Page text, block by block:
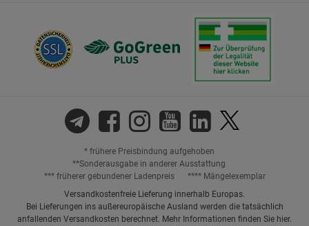
* frühere Preisbindung aufgehoben
**Sonderausgabe in anderer Ausstattung
*** früherer gebundener Ladenpreis
**** Mängelexemplar
Versandkostenfreie Lieferung innerhalb Europas.
Bei Lieferungen ins außereuropäische Ausland werden die tatsächlich
anfallenden Versandkosten berechnet. Mehr Informationen finden Sie hier.